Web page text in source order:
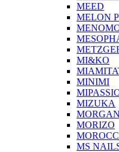
MEED
MELON
MI&KO
MINIMI
MIZUKA
MORIZO
MS